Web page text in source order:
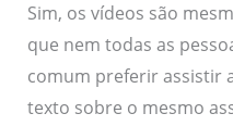
Sim, os vídeos são
que nem todas as
comum preferir assistir
texto sobre o mesmo